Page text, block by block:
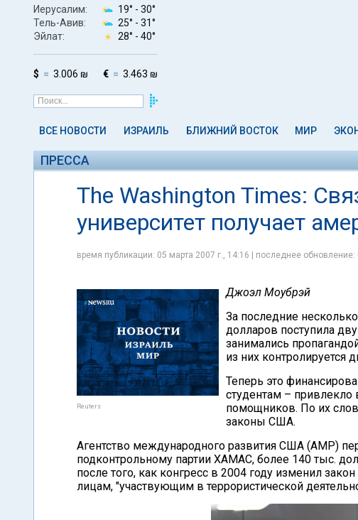
Иерусалим: 19° - 30°
Тель-Авив:
25° - 31°
Эйлат:
28° - 40°
$ 3.006 ₪ € 3.463 ₪
ВСЕ НОВОСТИ ИЗРАИЛЬ БЛИЖНИЙ ВОСТОК МИР
ПРЕССА
The Washington Times:
университет получает
время публикации: 05 марта 2007 г., 14:16 | последнее обновление:
Reuters
Джоэл Моубрэй
За последние
долларов поступила
занимались
из них
Теперь это
студентам – привлекло
помощников. По их
законы США.
Агентство международного развития США (АМР)
подконтрольному партии ХАМАС, более 140 тыс.
после того, как конгресс в 2004 году изменил
лицам, "участвующим в террористической